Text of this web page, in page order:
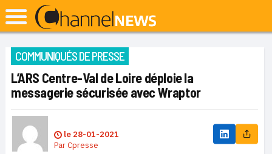
COMMUNIQUÉS DE PRESSE
L’ARS Centre-Val de Loire déploie la
messagerie sécurisée avec Wraptor
le 28-01-2021
ParCpresse